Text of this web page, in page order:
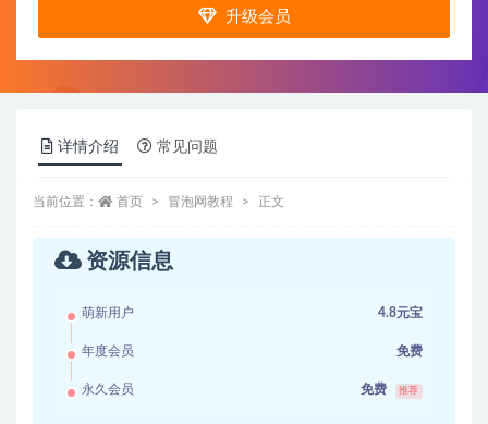
升级会员
详情介绍 常见问题
当前位置： 首页 冒泡网教程 正文
资源信息
萌新用户 4.8元宝
年度会员 免费
永久会员 免费 推荐